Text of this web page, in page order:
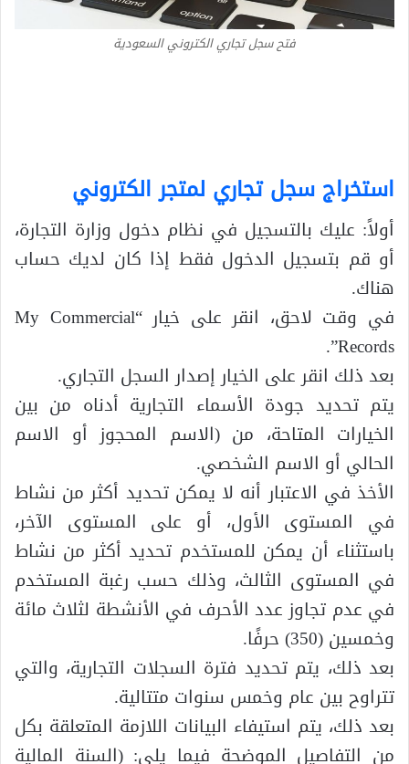
فتح سجل تجاري الكتروني السعودية
استخراج سجل تجاري لمتجر الكتروني
أولاً: عليك بالتسجيل في نظام دخول وزارة التجارة،
أو قم بتسجيل الدخول فقط إذا كان لديك حساب
هناك.
في وقت لاحق، انقر على خيار “My Commercial
Records”.
بعد ذلك انقر على الخيار إصدار السجل التجاري.
يتم تحديد جودة الأسماء التجارية أدناه من بين
الخيارات المتاحة، من (الاسم المحجوز أو الاسم
الحالي أو الاسم الشخصي.
الأخذ في الاعتبار أنه لا يمكن تحديد أكثر من نشاط
في المستوى الأول، أو على المستوى الآخر،
باستثناء أن يمكن للمستخدم تحديد أكثر من نشاط
في المستوى الثالث، وذلك حسب رغبة المستخدم
في عدم تجاوز عدد الأحرف في الأنشطة لثلاث مائة
وخمسين (350) حرفًا.
بعد ذلك، يتم تحديد فترة السجلات التجارية، والتي
تتراوح بين عام وخمس سنوات متتالية.
بعد ذلك، يتم استيفاء البيانات اللازمة المتعلقة بكل
من التفاصيل الموضحة فيما يلي: (السنة المالية